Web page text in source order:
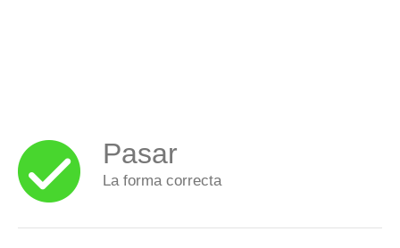
Pasar
La forma correcta